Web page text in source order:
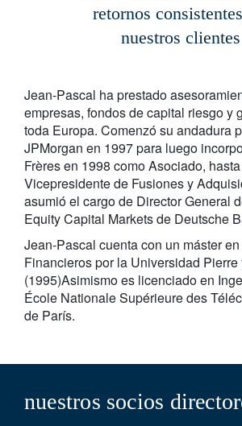
retornos
nuestros clientes
Jean-Pascal ha prestado
empresas, fondos de capital riesgo y
toda Europa. Comenzó su andadura
JPMorgan en 1997 para luego
Frères en 1998 como Asociado,
Vicepresidente de Fusiones y
asumió el cargo de Director General
Equity Capital Markets de Deutsche
Jean-Pascal cuenta con un máster
Financieros por la Universidad
(1995)Asimismo es licenciado en
École Nationale Supérieure des
de París.
nuestros socios